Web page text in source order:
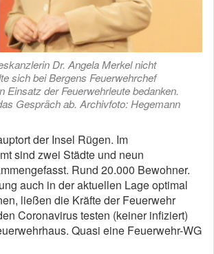
Dr. Angela Merkel nicht
sich bei Bergens Feuerwehrchef
Einsatz der Feuerwehrleute bedanken.
Gespräch ab. Archivfoto: Hegemann
der Insel Rügen. Im
sind zwei Städte und neun
Rund 20.000 Bewohner.
auch in der aktuellen Lage optimal
ließen die Kräfte der Feuerwehr
Coronavirus testen (keiner infiziert)
Quasi eine Feuerwehr-WG